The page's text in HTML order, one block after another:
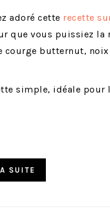
adoré cette recette
que vous puissiez la
courge butternut,
simple, idéale
SUITE